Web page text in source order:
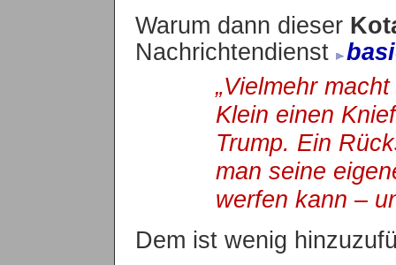
Warum dann dieser
Nachrichtendienst
„Vielmehr
Klein einen
Trump. Ein
man seine
werfen kann –
Dem ist wenig